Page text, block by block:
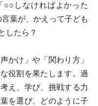
○○しなければよかった
葉が、かえって子ども
したら？
かけ」や「関わり方」
役割を果たします。過
え、学び、挑戦する力
を選び、どのように子